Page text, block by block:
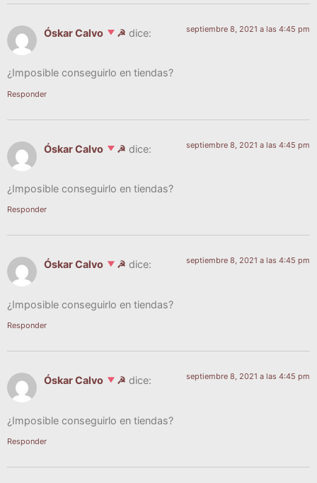
Óskar Calvo ☭ dice: septiembre 8, 2021 a las 4:45 pm
¿Impo­si­ble con­se­guir­lo en tiendas?
Responder
Óskar Calvo ☭ dice: septiembre 8, 2021 a las 4:45 pm
¿Impo­si­ble con­se­guir­lo en tiendas?
Responder
Óskar Calvo ☭ dice: septiembre 8, 2021 a las 4:45 pm
¿Impo­si­ble con­se­guir­lo en tiendas?
Responder
Óskar Calvo ☭ dice: septiembre 8, 2021 a las 4:45 pm
¿Impo­si­ble con­se­guir­lo en tiendas?
Responder